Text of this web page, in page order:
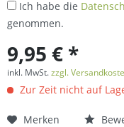
Ich habe die
genommen.
9,95 € *
inkl. MwSt.zzgl.
Zur Zeit nicht auf
Merken